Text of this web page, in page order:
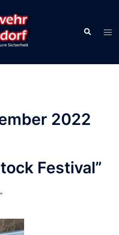
Suche
2022
Festival”